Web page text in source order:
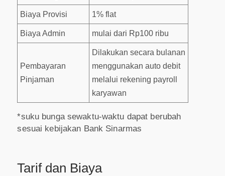
Biaya Provisi 1% flat
Biaya Admin mulai dari Rp100 ribu
Pembayaran
Pinjaman
Dilakukan secara bulanan
menggunakan auto debit
melalui rekening payroll
karyawan
*suku bunga sewaktu-waktu dapat berubah
sesuai kebijakan Bank Sinarmas
Tarif dan Biaya